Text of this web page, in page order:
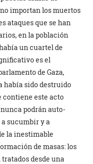
importan los muertos
ataques que se han
en la población
un cuartel de
es el
de Gaza,
había sido destruido
contiene este acto
podrán auto-
sucumbir y a
la inestimable
de masas: los
desde una